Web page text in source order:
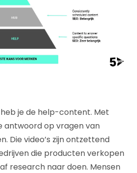
je de help-content. Met
antwoord op vragen van
Die video’s zijn ontzettend
die producten verkopen
research naar doen. Mensen